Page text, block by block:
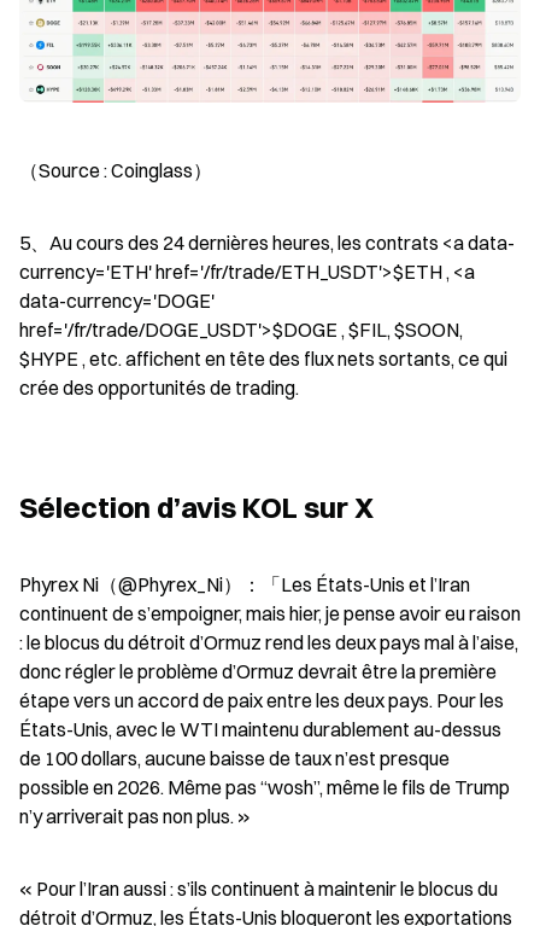
（Source : Coinglass）
5、Au cours des 24 dernières heures, les contrats <a data-
currency='ETH' href='/fr/trade/ETH_USDT'>$ETH , <a
data-currency='DOGE'
href='/fr/trade/DOGE_USDT'>$DOGE , $FIL, $SOON,
$HYPE , etc. affichent en tête des flux nets sortants, ce qui
crée des opportunités de trading.
Sélection d’avis KOL sur X
Phyrex Ni（@Phyrex_Ni）：「Les États-Unis et l’Iran
continuent de s’empoigner, mais hier, je pense avoir eu raison
: le blocus du détroit d’Ormuz rend les deux pays mal à l’aise,
donc régler le problème d’Ormuz devrait être la première
étape vers un accord de paix entre les deux pays. Pour les
États-Unis, avec le WTI maintenu durablement au-dessus
de 100 dollars, aucune baisse de taux n’est presque
possible en 2026. Même pas “wosh”, même le fils de Trump
n’y arriverait pas non plus. »
« Pour l’Iran aussi : s’ils continuent à maintenir le blocus du
détroit d’Ormuz, les États-Unis bloqueront les exportations